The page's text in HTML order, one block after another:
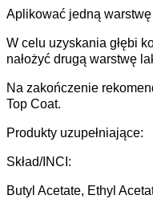
Aplikować jedną
W celu uzyskania głębi
nałożyć drugą warstwę
Na zakończenie
Top Coat.
Produkty uzupełniające:
Skład/INCI:
Butyl Acetate, Ethyl